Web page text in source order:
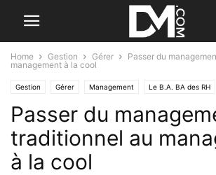
Home Gestion Gérer
Passer du
management à la cool
Gestion Gérer Management Le B.A. BA des RH
Les tendances Motiver ses salariés Par les
Passer du
traditionnel au
à la cool